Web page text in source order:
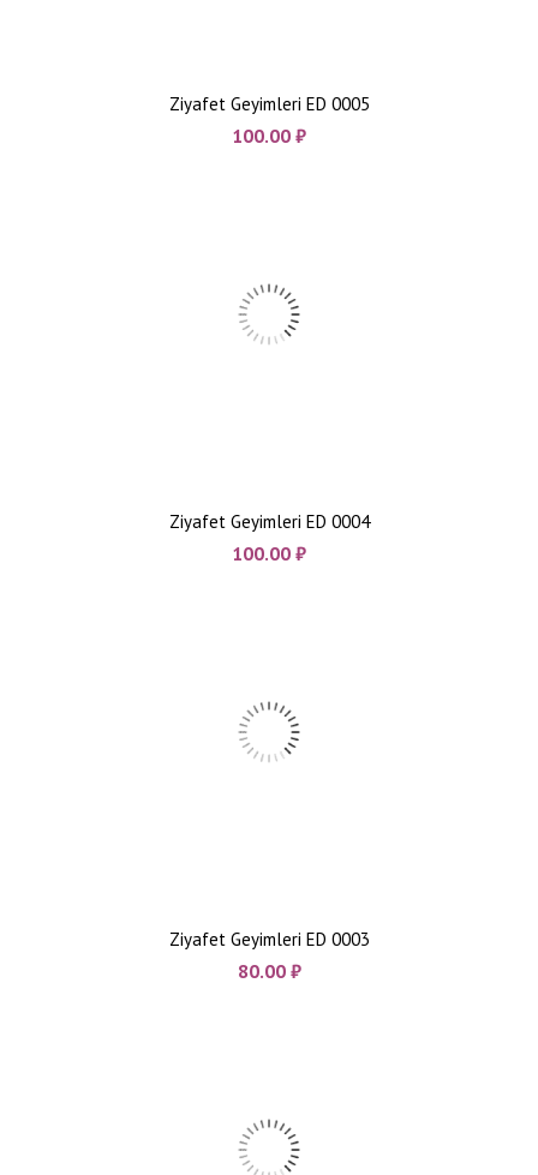
Ziyafet Geyimleri ED 0005
100.00 ₼
Ziyafet Geyimleri ED 0004
100.00 ₼
Ziyafet Geyimleri ED 0003
80.00 ₼